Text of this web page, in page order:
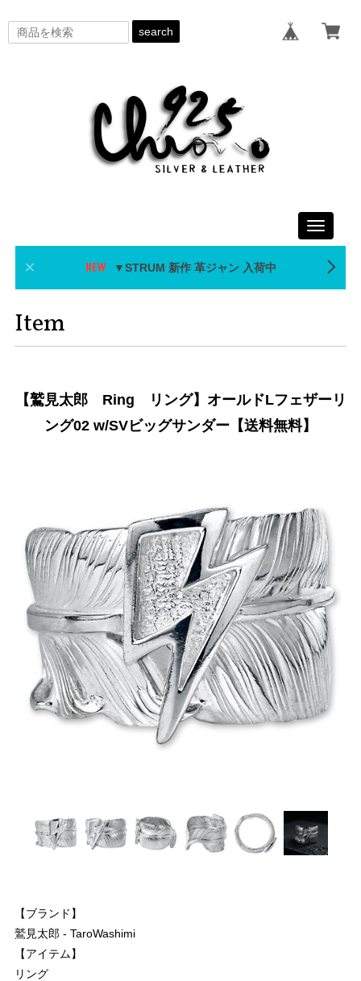
search
Toggle
▼STRUM 新作 革ジャン 入荷中
Item
【鷲見太郎 Ring リング】オールドLフェザーリ
ング02 w/SVビッグサンダー【送料無料】
【ブランド】
鷲見太郎 - TaroWashimi
【アイテム】
リング